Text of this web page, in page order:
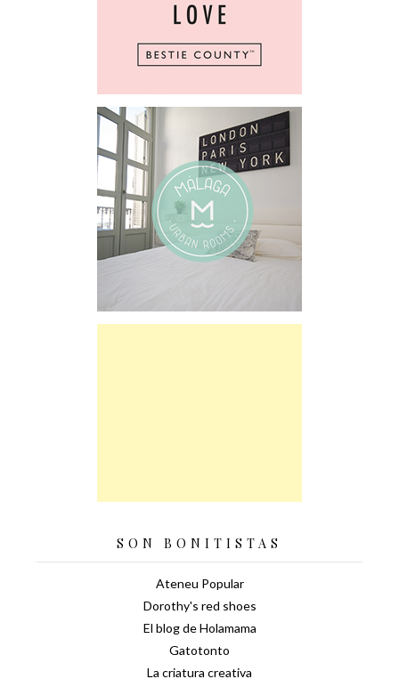
SON BONITISTAS
Ateneu Popular
Dorothy's red shoes
El blog de Holamama
Gatotonto
La criatura creativa